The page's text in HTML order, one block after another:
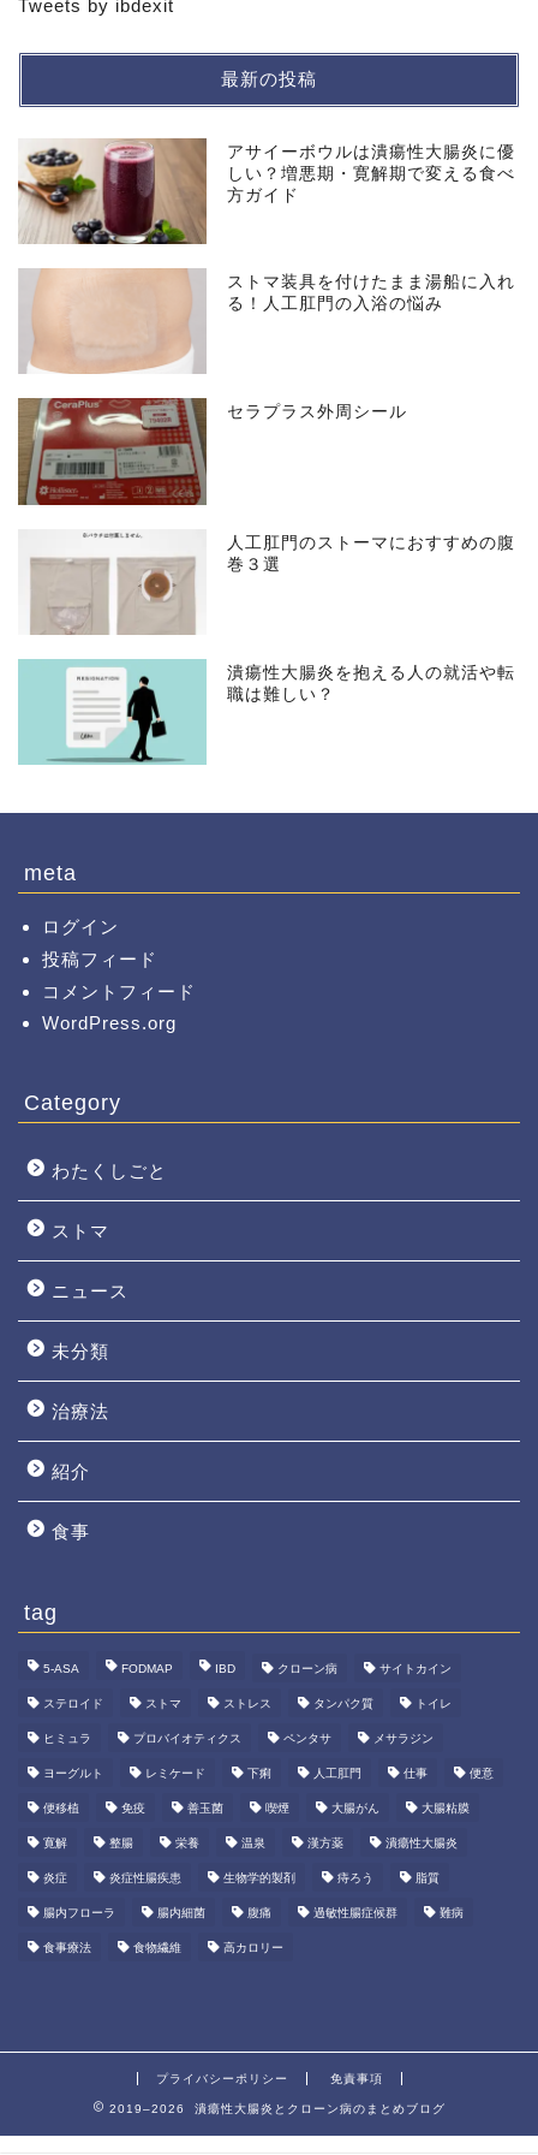
Tweets by ibdexit
最新の投稿
アサイーボウルは潰瘍性大腸炎に優
しい？増悪期・寛解期で変える食べ
方ガイド
ストマ装具を付けたまま湯船に入れ
る！人工肛門の入浴の悩み
セラプラス外周シール
人工肛門のストーマにおすすめの腹
巻３選
潰瘍性大腸炎を抱える人の就活や転
職は難しい？
meta
ログイン
投稿フィード
コメントフィード
WordPress.org
Category
わたくしごと
ストマ
ニュース
未分類
治療法
紹介
食事
tag
5-ASA FODMAP IBD クローン病 サイトカイン
ステロイド ストマ ストレス タンパク質 トイレ
ヒミュラ プロバイオティクス ペンタサ メサラジン
ヨーグルト レミケード 下痢 人工肛門 仕事 便意
便移植 免疫 善玉菌 喫煙 大腸がん 大腸粘膜
寛解 整腸 栄養 温泉 漢方薬 潰瘍性大腸炎
炎症 炎症性腸疾患 生物学的製剤 痔ろう 脂質
腸内フローラ 腸内細菌 腹痛 過敏性腸症候群 難病
食事療法 食物繊維 高カロリー
プライバシーポリシー 免責事項
2019–2026 潰瘍性大腸炎とクローン病のまとめブログ